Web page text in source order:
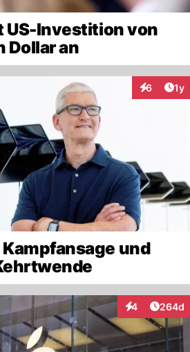
US-Investition von
Dollar an
6 1y
und
4
Interaktionen
264d